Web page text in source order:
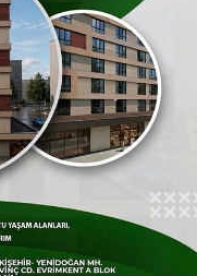
önemli gündem
gün içinde
durakların
ilk
aktararak
ise kenti en
geldiğini
şehir